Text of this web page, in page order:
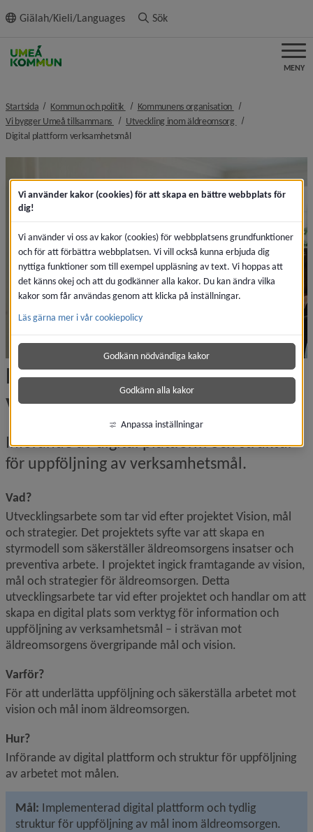
innehållet
Giälah/Kieli/Languages Sök
MENY
Startsida Kommun och politik nivå i brödsmulenavigeringen
Kommunens organisation nivå i
Vi bygger Umeå tillsammans nivå i brödsmulenavigeringen
Utveckling inom äldreomsorg nivå i
Digital plattform verksamhetsmålnivå i brödsmulenavigeringen
Digital plattform
verksamhetsmål
Införande av digital plattform och struktur
för uppföljning av verksamhets­mål.
Vad?
Utvecklingsarbete som tar vid efter projektet Vision, mål
och strategier. Det projektets syfte var att skapa en
styrmodell som säkerställer äldreomsorgens insatser och
preventiva arbete. I projektet ingick framtagande av vision,
mål och strategier för äldreomsorgen. Detta
utvecklingsarbete tar vid efter projektet och handlar om att
skapa en digital plats som verktyg för information och
uppföljning av verksamhetsmål – i strävan mot
äldreomsorgens övergripande mål och vision.
Varför?
För att underlätta uppföljning och säkerställa arbetet mot
vision och mål inom äldreomsorgen.
Hur?
Införande av digital plattform och struktur för uppföljning
av arbetet mot målen.
Mål: Implementerad digital plattform och tydlig
struktur för uppföljning av mål inom äldreomsorgen.
Vi använder kakor (cookies) för att skapa en bättre webbplats för
dig!
Vi använder vi oss av kakor (cookies) för webbplatsens grundfunktioner
och för att förbättra webbplatsen. Vi vill också kunna erbjuda dig
nyttiga funktioner som till exempel uppläsning av text. Vi hoppas att
det känns okej och att du godkänner alla kakor. Du kan ändra vilka
kakor som får användas genom att klicka på inställningar.
Läs gärna mer i vår cookiepolicy
Godkänn nödvändiga kakor
Godkänn alla kakor
Anpassa inställningar